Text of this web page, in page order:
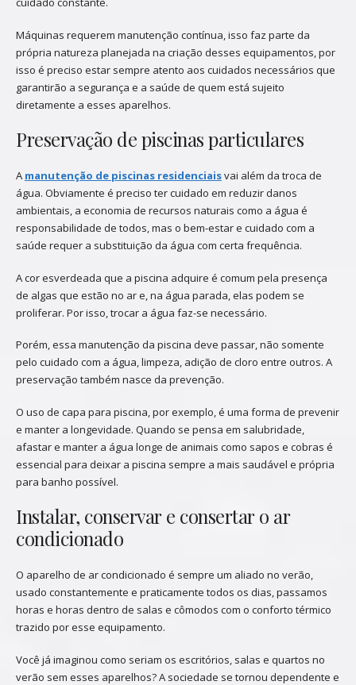
Máquinas requerem manutenção contínua, isso faz parte da
própria natureza planejada na criação desses equipamentos, por
isso é preciso estar sempre atento aos cuidados necessários que
garantirão a segurança e a saúde de quem está sujeito
diretamente a esses aparelhos.
Preservação de piscinas particulares
A manutenção de piscinas residenciaisvai além da troca de
água. Obviamente é preciso ter cuidado em reduzir danos
ambientais, a economia de recursos naturais como a água é
responsabilidade de todos, mas o bem-estar e cuidado com a
saúde requer a substituição da água com certa frequência.
A cor esverdeada que a piscina adquire é comum pela presença
de algas que estão no ar e, na água parada, elas podem se
proliferar. Por isso, trocar a água faz-se necessário.
Porém, essa manutenção da piscina deve passar, não somente
pelo cuidado com a água, limpeza, adição de cloro entre outros. A
preservação também nasce da prevenção.
O uso de capa para piscina, por exemplo, é uma forma de prevenir
e manter a longevidade. Quando se pensa em salubridade,
afastar e manter a água longe de animais como sapos e cobras é
essencial para deixar a piscina sempre a mais saudável e própria
para banho possível.
Instalar, conservar e consertar o ar
condicionado
O aparelho de ar condicionado é sempre um aliado no verão,
usado constantemente e praticamente todos os dias, passamos
horas e horas dentro de salas e cômodos com o conforto térmico
trazido por esse equipamento.
Você já imaginou como seriam os escritórios, salas e quartos no
verão sem esses aparelhos? A sociedade se tornou dependente e